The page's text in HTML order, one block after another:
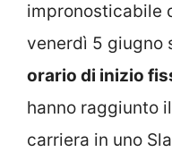
impronosticabile
venerdì 5 giugno
orario di inizio
hanno raggiunto
carriera in uno